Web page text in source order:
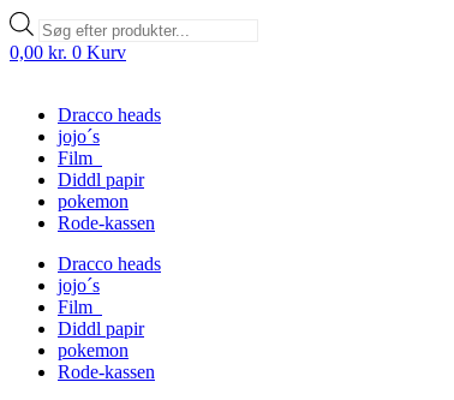
Products
search
0,00 kr. 0 Kurv
Dracco heads
jojo´s
Film
Diddl papir
pokemon
Rode-kassen
Dracco heads
jojo´s
Film
Diddl papir
pokemon
Rode-kassen